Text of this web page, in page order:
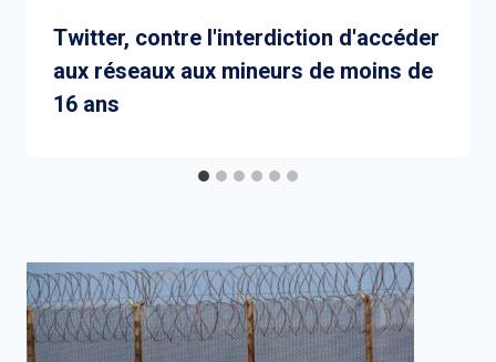
Twitter, contre l'interdiction d'accéder
aux réseaux aux mineurs de moins de
16 ans